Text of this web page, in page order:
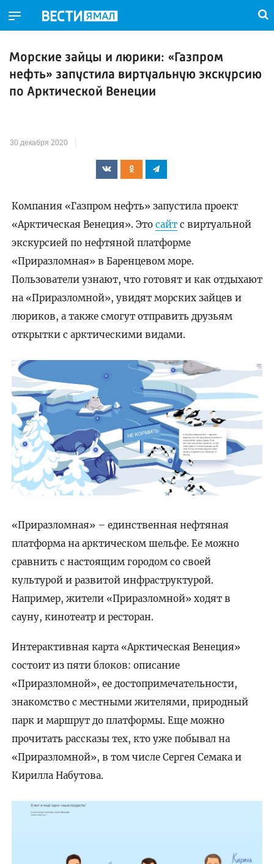
Морские зайцы и люрики: «Газпром
нефть» запустила виртуальную экскурсию
по Арктической Венеции
30 декабря 2020
Компания «Газпром нефть» запустила проект
«Арктическая Венеция». Это сайтс виртуальной
экскурсией по нефтяной платформе
«Приразломная» в Баренцевом море.
Пользователи узнают, что готовят и как отдыхают
на «Приразломной», увидят морских зайцев и
люриков, а также смогут отправить друзьям
открытки с арктическими видами.
«Приразломная» – единственная нефтяная
платформа на арктическом шельфе. Ее можно
сравнить с настоящим городом со своей
культурой и развитой инфраструктурой.
Например, жители «Приразломной» ходят в
сауну, кинотеатр и ресторан.
Интерактивная карта «Арктическая Венеция»
состоит из пяти блоков: описание
«Приразломной», ее достопримечательности,
знакомство с местными жителями, природный
парк и маршрут до платформы. Еще можно
прочитать рассказы тех, кто уже побывал на
«Приразломной», в том числе Сергея Семака и
Кирилла Набутова.